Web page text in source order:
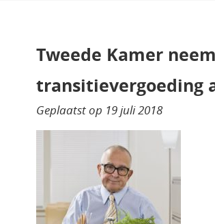
Tweede Kamer
transitievergoeding
Geplaatst op 19 juli 2018